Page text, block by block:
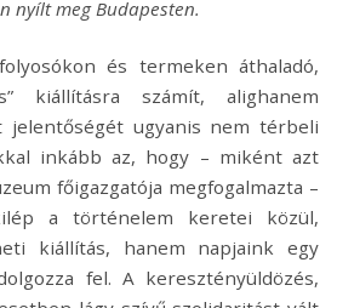
nyílt meg Budapesten.
és termeken áthaladó,
kiállításra számít, alighanem
jelentőségét ugyanis nem térbeli
inkább az, hogy – miként azt
főigazgatója megfogalmazta –
a történelem keretei közül,
kiállítás, hanem napjaink egy
fel. A keresztényüldözés,